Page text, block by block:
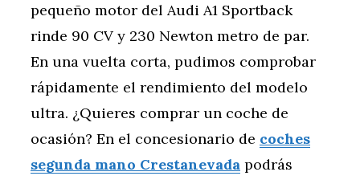
pequeño motor del Audi A1 Sportback
rinde 90 CV y 230 Newton metro de par.
En una vuelta corta, pudimos comprobar
rápidamente el rendimiento del modelo
ultra. ¿Quieres comprar un coche de
ocasión? En el concesionario de coches
segunda mano Crestanevada podrás